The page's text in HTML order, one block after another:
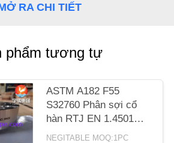
RA CHI TIẾT
phẩm tương tự
ASTM A182 F55
S32760 Phân sợi cổ
hàn RTJ EN 1.4501
X2CrNiMoCuWN25-7-4
NEGITABLE MOQ:1PC